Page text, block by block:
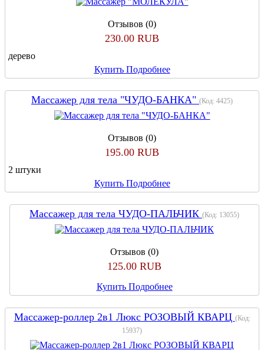
Отзывов (0)
230.00 RUB
дерево
Купить Подробнее
Массажер для тела "ЧУДО-БАНКА" (Код: 4425)
Отзывов (0)
195.00 RUB
2 штуки
Купить Подробнее
Массажер для тела ЧУДО-ПАЛЬЧИК (Код: 13055)
Отзывов (0)
125.00 RUB
Купить Подробнее
Массажер-роллер 2в1 Люкс РОЗОВЫЙ КВАРЦ (Код:
15937)